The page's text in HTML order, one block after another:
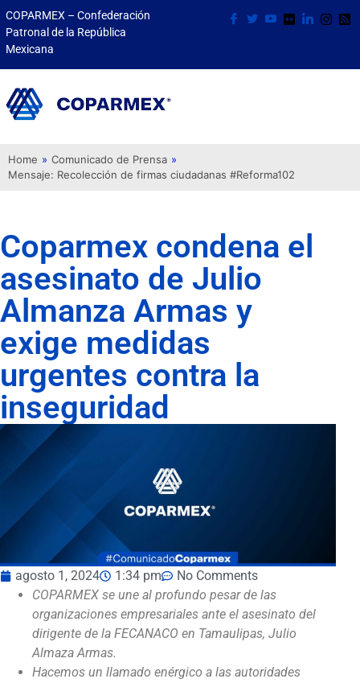
COPARMEX – Confederación
Patronal de la República
Mexicana
Home » Comunicado de Prensa »
Mensaje: Recolección de firmas ciudadanas #Reforma102
Coparmex condena el
asesinato de Julio
Almanza Armas y
exige medidas
urgentes contra la
inseguridad
agosto 1, 2024 1:34 pm
No Comments
COPARMEX se une al profundo pesar de las
organizaciones empresariales ante el asesinato del
dirigente de la FECANACO en Tamaulipas, Julio
Almaza Armas.
Hacemos un llamado enérgico a las autoridades